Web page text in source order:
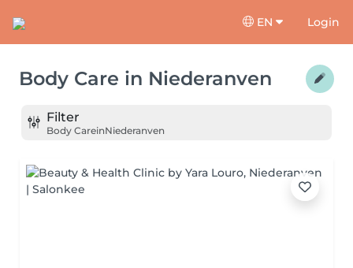
EN Login
Body Care in Niederanven
Filter
Body CareinNiederanven